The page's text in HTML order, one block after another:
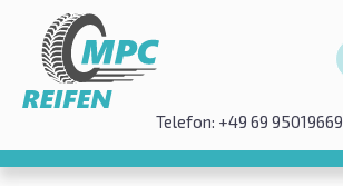
Telefon: +49 69 95019669